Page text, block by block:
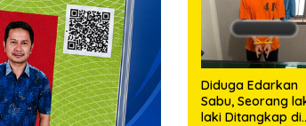
Bukti
Diduga Edarkan
Sabu, Seorang
laki Ditangkap di